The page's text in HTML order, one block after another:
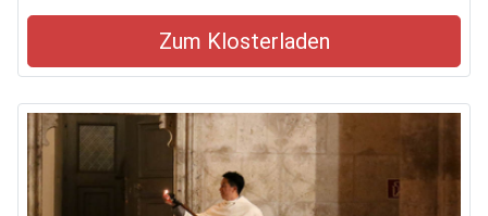
Zum Klosterladen